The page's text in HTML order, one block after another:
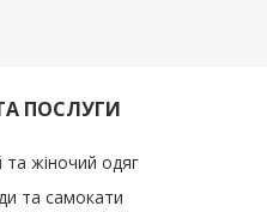
ПОСЛУГИ
та жіночий одяг
та самокати